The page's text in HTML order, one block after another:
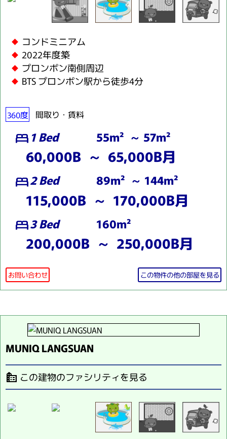
コンドミニアム
2022年度築
プロンポン南側周辺
BTS プロンポン駅から徒歩4分
360度 間取り・賃料
bed 1 Bed 55m² ～ 57m²
60,000B ～ 65,000B月
bed2 Bed 89m² ～ 144m²
115,000B ～ 170,000B月
bed3 Bed 160m²
200,000B ～ 250,000B月
お問い合わせ この物件の他の部屋を見る
MUNIQ LANGSUAN
source_environment この建物のファシリティを見る